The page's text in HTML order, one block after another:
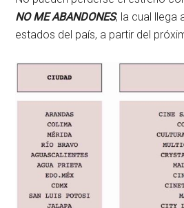
NO ME ABANDONES, la cual llega
estados del país, a partir del